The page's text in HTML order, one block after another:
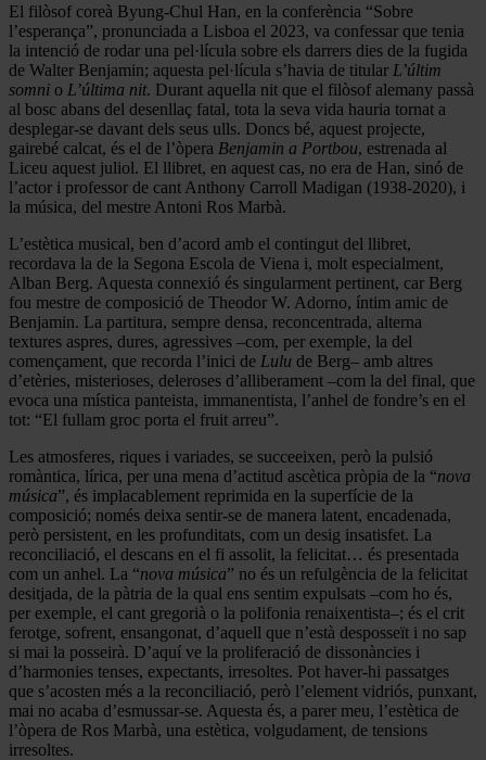
El filòsof coreà Byung-Chul Han, en la conferència “Sobre
l’esperança”, pronunciada a Lisboa el 2023, va confessar que tenia
la intenció de rodar una pel·lícula sobre els darrers dies de la fugida
de Walter Benjamin; aquesta pel·lícula s’havia de titular L’últim
somni o L’última nit. Durant aquella nit que el filòsof alemany passà
al bosc abans del desenllaç fatal, tota la seva vida hauria tornat a
desplegar-se davant dels seus ulls. Doncs bé, aquest projecte,
gairebé calcat, és el de l’òpera Benjamin a Portbou, estrenada al
Liceu aquest juliol. El llibret, en aquest cas, no era de Han, sinó de
l’actor i professor de cant Anthony Carroll Madigan (1938-2020), i
la música, del mestre Antoni Ros Marbà.
L’estètica musical, ben d’acord amb el contingut del llibret,
recordava la de la Segona Escola de Viena i, molt especialment,
Alban Berg. Aquesta connexió és singularment pertinent, car Berg
fou mestre de composició de Theodor W. Adorno, íntim amic de
Benjamin. La partitura, sempre densa, reconcentrada, alterna
textures aspres, dures, agressives –com, per exemple, la del
començament, que recorda l’inici de Lulu de Berg– amb altres
d’etèries, misterioses, deleroses d’alliberament –com la del final, que
evoca una mística panteista, immanentista, l’anhel de fondre’s en el
tot: “El fullam groc porta el fruit arreu”.
Les atmosferes, riques i variades, se succeeixen, però la pulsió
romàntica, lírica, per una mena d’actitud ascètica pròpia de la “nova
música”, és implacablement reprimida en la superfície de la
composició; només deixa sentir-se de manera latent, encadenada,
però persistent, en les profunditats, com un desig insatisfet. La
reconciliació, el descans en el fi assolit, la felicitat… és presentada
com un anhel. La “nova música” no és un refulgència de la felicitat
desitjada, de la pàtria de la qual ens sentim expulsats –com ho és,
per exemple, el cant gregorià o la polifonia renaixentista–; és el crit
ferotge, sofrent, ensangonat, d’aquell que n’està desposseït i no sap
si mai la posseirà. D’aquí ve la proliferació de dissonàncies i
d’harmonies tenses, expectants, irresoltes. Pot haver-hi passatges
que s’acosten més a la reconciliació, però l’element vidriós, punxant,
mai no acaba d’esmussar-se. Aquesta és, a parer meu, l’estètica de
l’òpera de Ros Marbà, una estètica, volgudament, de tensions
irresoltes.